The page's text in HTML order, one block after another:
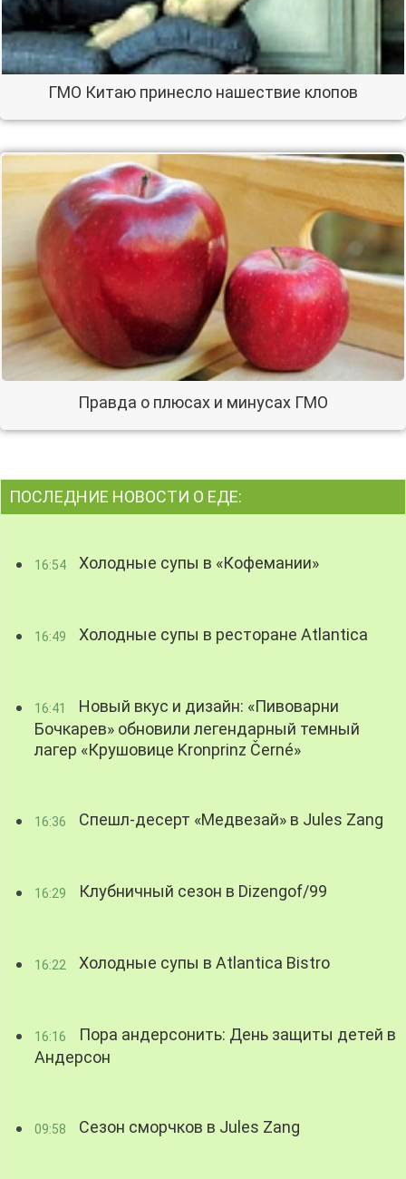
ГМО Китаю принесло нашествие клопов
Правда о плюсах и минусах ГМО
ПОСЛЕДНИЕ НОВОСТИ О ЕДЕ:
16:54 Холодные супы в «Кофемании»
16:49 Холодные супы в ресторане Atlantica
16:41
Новый вкус и дизайн: «Пивоварни
Бочкарев» обновили легендарный темный
лагер «Крушовице Kronprinz Černé»
16:36 Спешл-десерт «Медвезай» в Jules Zang
16:29 Клубничный сезон в Dizengof/99
16:22 Холодные супы в Atlantica Bistro
16:16
Пора андерсонить: День защиты детей в
Андерсон
09:58 Сезон сморчков в Jules Zang